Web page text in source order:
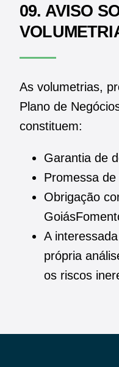
09. AVISO
As volumetrias,
Plano de
constituem:
Garantia de
Promessa
Obrigação
A
própria
os riscos